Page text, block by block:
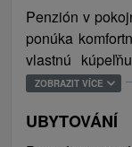
Penzión v
ponúka
vlastnú
tradičná
na terase alebo
ZOBRAZIT VÍCE
UBYTOVÁNÍ